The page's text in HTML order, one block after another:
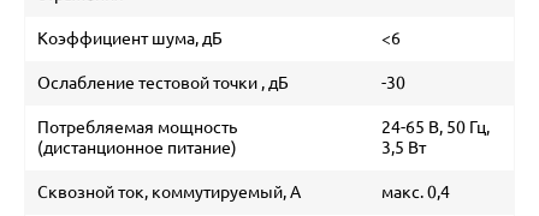
Коэффициент шума, дБ <6
Ослабление тестовой точки , дБ -30
Потребляемая мощность
(дистанционное питание)
24-65 В, 50 Гц,
3,5 Вт
Сквозной ток, коммутируемый, А макс. 0,4